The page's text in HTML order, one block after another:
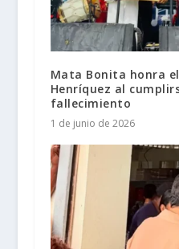
Mata Bonita honra
Henríquez al
fallecimiento
1 de junio de 2026